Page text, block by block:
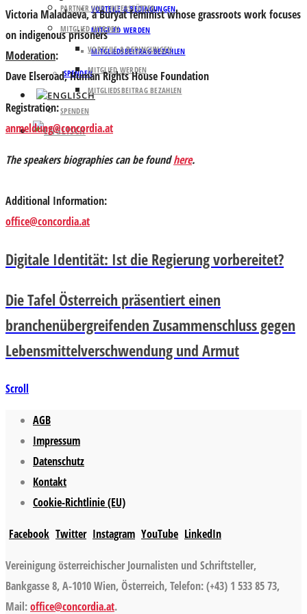
VORTEILE & BEDINGUNGEN
MITGLIED WERDEN
MITGLIEDSBEITRAG BEZAHLEN
SPENDEN
PARTNER UND UNTERSTÜTZER
MITGLIED WERDEN
VORTEILE & BEDINGUNGEN
MITGLIED WERDEN
MITGLIEDSBEITRAG BEZAHLEN
SPENDEN
Victoria Maladaeva, a Buryat feminist whose grassroots work focuses
on indigenous prisoners
Moderation:
Dave Elseroad, Human Rights House Foundation
Registration:
anmeldung@concordia.at
The speakers biographies can be foundhere.
Additional Information:
office@concordia.at
Digitale Identität: Ist die Regierung vorbereitet?
Die Tafel Österreich präsentiert einen
branchenübergreifenden Zusammenschluss gegen
Lebensmittelverschwendung und Armut
Scroll
AGB
Impressum
Datenschutz
Kontakt
Cookie-Richtlinie (EU)
Facebook Twitter Instagram YouTube LinkedIn
Vereinigung österreichischer Journalisten und Schriftsteller,
Bankgasse 8, A-1010 Wien, Österreich, Telefon: (+43) 1 533 85 73,
Mail:office@concordia.at.